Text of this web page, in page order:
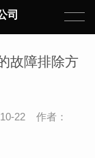
司
故障排除方
22 作者：